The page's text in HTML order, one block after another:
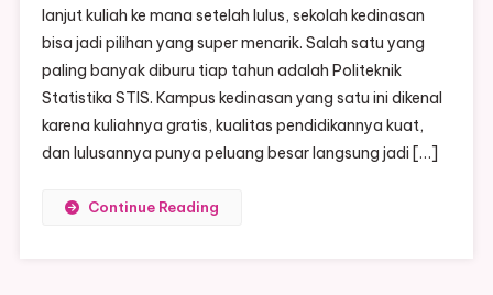
lanjut kuliah ke mana setelah lulus, sekolah kedinasan
bisa jadi pilihan yang super menarik. Salah satu yang
paling banyak diburu tiap tahun adalah Politeknik
Statistika STIS. Kampus kedinasan yang satu ini dikenal
karena kuliahnya gratis, kualitas pendidikannya kuat,
dan lulusannya punya peluang besar langsung jadi […]
Continue Reading